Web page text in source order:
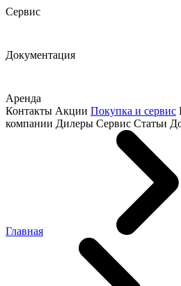
Сервис
Документация
Аренда
Контакты Акции Покупка и сервис
компании Дилеры Сервис Статьи
Главная